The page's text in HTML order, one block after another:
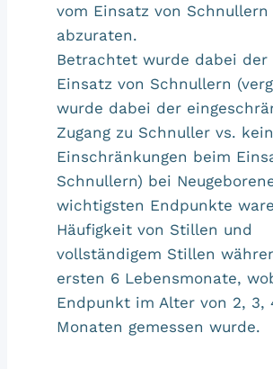
vom Einsatz von Schnullern
abzuraten.
Betrachtet wurde dabei der
Einsatz von Schnullern
wurde dabei der
Zugang zu Schnuller vs.
Einschränkungen beim
Schnullern) bei
wichtigsten Endpunkte
Häufigkeit von Stillen und
vollständigem Stillen
ersten 6 Lebensmonate,
Endpunkt im Alter von 2, 3,
Monaten gemessen wurde.